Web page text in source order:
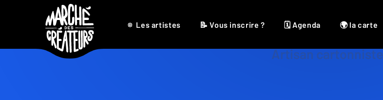
🔅 Les artistes 📝 Vous inscrire ? 🗓 Agenda 🌍 la carte
Artisan cartonniste